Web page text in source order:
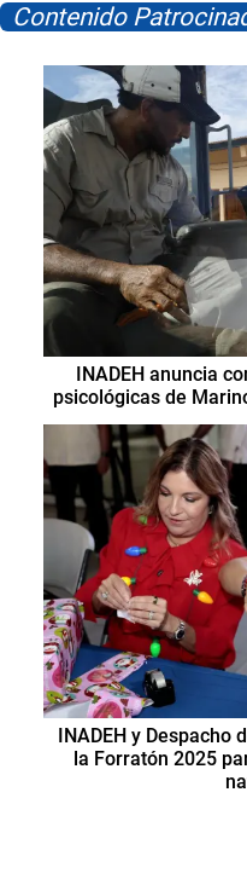
Contenido
INADEH anuncia
psicológicas de
INADEH y Despacho
la Forratón 2025